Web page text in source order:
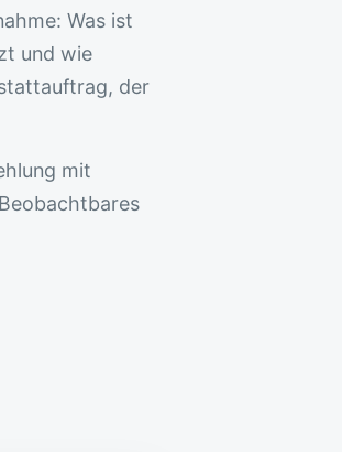
Was ist
und wie
der
mit